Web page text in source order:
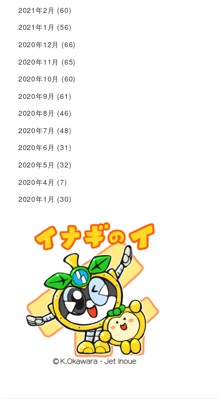
2021年2月 (60)
2021年1月 (56)
2020年12月 (66)
2020年11月 (65)
2020年10月 (60)
2020年9月 (61)
2020年8月 (46)
2020年7月 (48)
2020年6月 (31)
2020年5月 (32)
2020年4月 (7)
2020年1月 (30)